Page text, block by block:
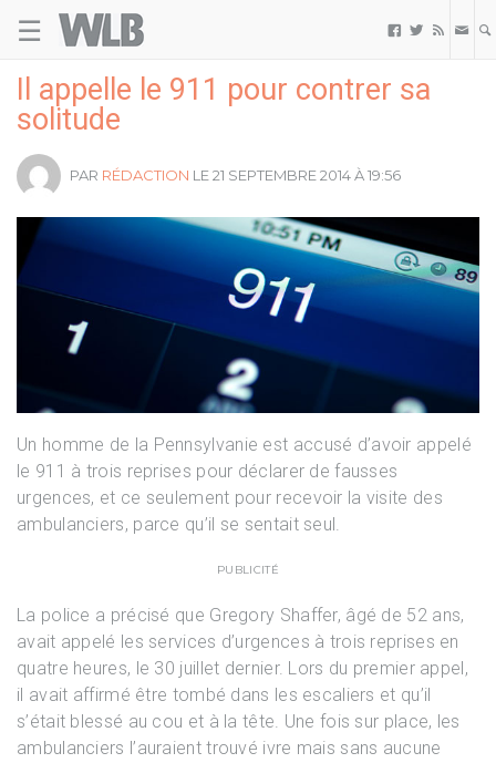
☰   
Il appelle le 911 pour contrer sa
solitude
PAR RÉDACTION LE 21 SEPTEMBRE 2014 À 19:56
Un homme de la Pennsylvanie est accusé d’avoir appelé
le 911 à trois reprises pour déclarer de fausses
urgences, et ce seulement pour recevoir la visite des
ambulanciers, parce qu’il se sentait seul.
PUBLICITÉ
La police a précisé que Gregory Shaffer, âgé de 52 ans,
avait appelé les services d’urgences à trois reprises en
quatre heures, le 30 juillet dernier. Lors du premier appel,
il avait affirmé être tombé dans les escaliers et qu’il
s’était blessé au cou et à la tête. Une fois sur place, les
ambulanciers l’auraient trouvé ivre mais sans aucune